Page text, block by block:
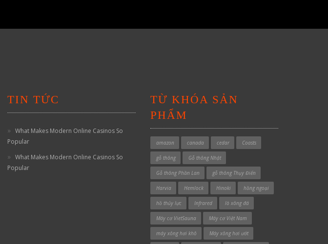
TIN TỨC
What Makes Modern Online Casinos So
Popular
What Makes Modern Online Casinos So
Popular
TỪ KHÓA SẢN
PHẨM
amazon canada cedar Coasts
gỗ thông Gỗ thông Nhật
Gỗ thông Phần Lan gỗ thông Thụy Điển
Harvia Hemlock Hinoki hồng ngoại
hồ thủy lực Infrared lò xông đá
Máy cơ VietSauna Máy cơ Việt Nam
máy xông hơi khô Máy xông hơi ướt